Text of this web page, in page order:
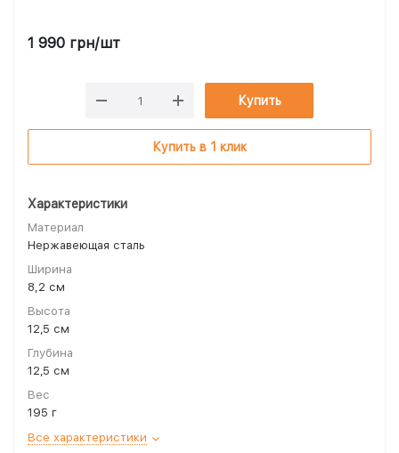
Характеристики
Материал
Нержавеющая сталь
Ширина
8,2 см
Высота
12,5 см
Глубина
12,5 см
Вес
195 г
Все характеристики
1 990 грн/шт
Купить
Купить в 1 клик